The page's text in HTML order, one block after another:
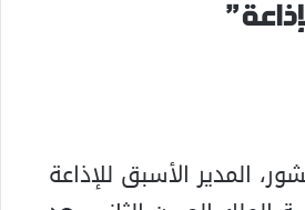
المدير الأسبق للإذاعة